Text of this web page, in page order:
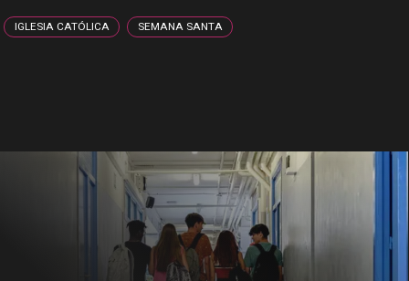
IGLESIA CATÓLICA SEMANA SANTA